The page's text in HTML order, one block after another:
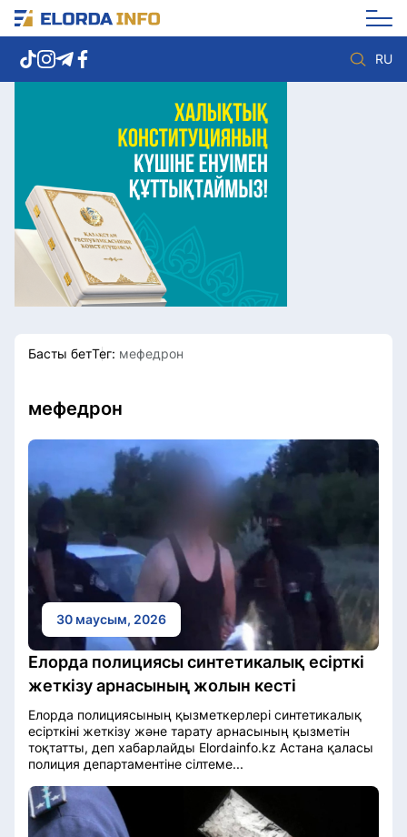
RU
Елорда жаңалықтары
Көзқарас
Саясат
Видео
Әлеумет
Экономика
Спорт
Мәдениет
Басты бетТег: мефедрон
мефедрон
30 маусым, 2026
Елорда полициясы синтетикалық есірткі
жеткізу арнасының жолын кесті
Елорда полициясының қызметкерлері синтетикалық
есірткіні жеткізу және тарату арнасының қызметін
тоқтатты, деп хабарлайды Elordainfo.kz Астана қаласы
полиция департаментіне сілтеме...